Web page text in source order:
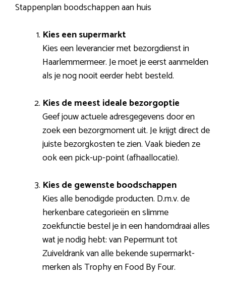
Stappenplan boodschappen aan huis
Kies een supermarkt
Kies een leverancier met bezorgdienst in
Haarlemmermeer. Je moet je eerst aanmelden
als je nog nooit eerder hebt besteld.
Kies de meest ideale bezorgoptie
Geef jouw actuele adresgegevens door en
zoek een bezorgmoment uit. Je krijgt direct de
juiste bezorgkosten te zien. Vaak bieden ze
ook een pick-up-point (afhaallocatie).
Kies de gewenste boodschappen
Kies alle benodigde producten. D.m.v. de
herkenbare categorieën en slimme
zoekfunctie bestel je in een handomdraai alles
wat je nodig hebt: van Pepermunt tot
Zuiveldrank van alle bekende supermarkt-
merken als Trophy en Food By Four.